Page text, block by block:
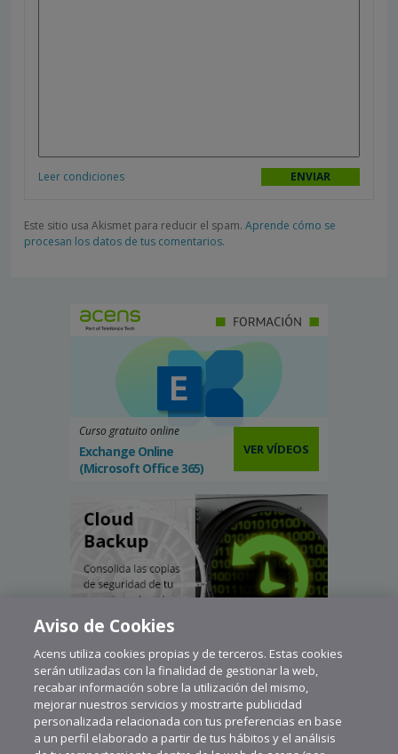
Leer condiciones
Este sitio usa Akismet para reducir el spam. Aprende cómo se
procesan los datos de tus comentarios.
Curso gratuito online
Exchange Online
(Microsoft Office 365)
VER VÍDEOS
Aviso de Cookies
Acens utiliza cookies propias y de terceros. Estas cookies
serán utilizadas con la finalidad de gestionar la web,
recabar información sobre la utilización del mismo,
mejorar nuestros servicios y mostrarte publicidad
personalizada relacionada con tus preferencias en base
a un perfil elaborado a partir de tus hábitos y el análisis